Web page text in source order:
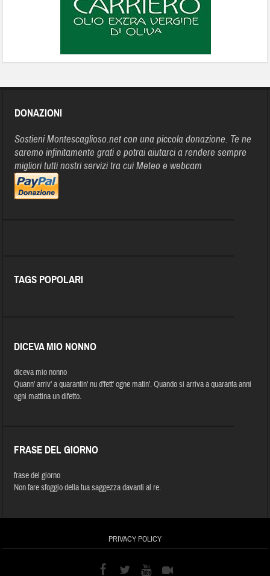
DONAZIONI
Sostieni Montescaglioso.net con una piccola donazione. Te ne
saremo infinitamente grati e potrai aiutarci a rendere sempre
migliori tutti nostri servizi tra cui Meteo e webcam
TAGS POPOLARI
DICEVA MIO NONNO
diceva mio nonno
Quann' arriv' a quarantin' nu d'fett' ogne matin'. Quando si arriva a quaranta anni
ogni mattina un difetto.
FRASE DEL GIORNO
frase del giorno
Non fare sfoggio della tua saggezza davanti al re.
PRIVACY POLICY